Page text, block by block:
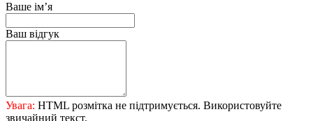
Ваше ім’я
Ваш відгук
Увага: HTML розмітка не підтримується. Використовуйте
звичайний текст.